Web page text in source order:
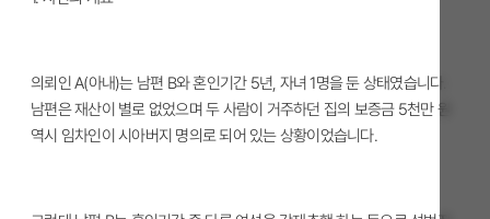
의뢰인 A(아내)는 남편 B와 혼인기간 5년, 자녀 1명을 둔 상태였습니다.
남편은 재산이 별로 없었으며 두 사람이 거주하던 집의 보증금 5천만 원
역시 임차인이 시아버지 명의로 되어 있는 상황이었습니다.